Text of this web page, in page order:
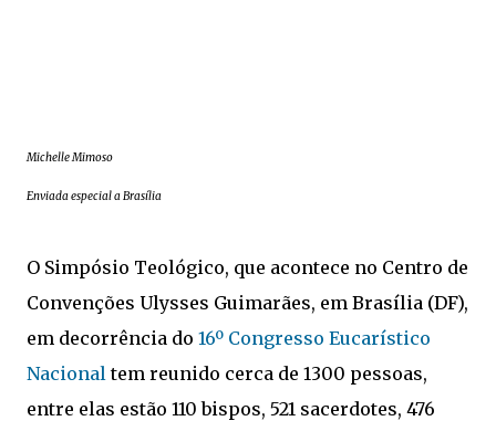
Michelle Mimoso
Enviada especial a Brasília
O Simpósio Teológico, que acontece no Centro de
Convenções Ulysses Guimarães, em Brasília (DF),
em decorrência do 16º Congresso Eucarístico
Nacionaltem reunido cerca de 1300 pessoas,
entre elas estão 110 bispos, 521 sacerdotes, 476